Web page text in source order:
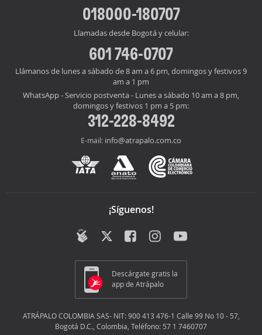
018000-180707
Llamadas desde Bogotá y celular:
601 746-0707
Llámanos de lunes a sábado de 8 am a 6 pm, domingos y festivos 9
am a 1 pm
WhatsApp - Servicio postventa - Lunes a sábado 10 am a 8 pm,
domingos y festivos 1 pm a 5 pm:
312-228-8492
E-mail: info@atrapalo.com.co
¡Síguenos!
Descárgate gratis la
app de Atrápalo
ATRÁPALO COLOMBIA SAS- NIT: 900 413 476-1 Calle 99 No 10 - 57,
Bogotá D.C., Colombia, Teléfono: 57 1 7460707